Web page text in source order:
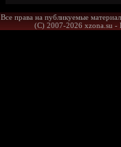
Все права на публикуемые
(С) 2007-2026 xzona.su -